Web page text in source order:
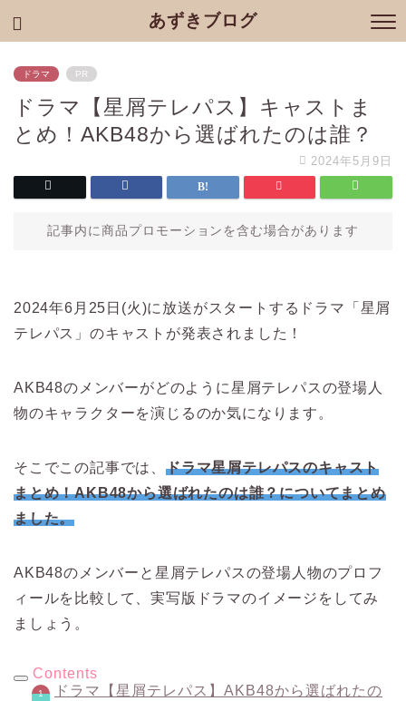
あずきブログ
ドラマ PR
ドラマ【星屑テレパス】キャストま
とめ！AKB48から選ばれたのは誰？
2024年5月9日
記事内に商品プロモーションを含む場合があります
2024年6月25日(火)に放送がスタートするドラマ「星屑
テレパス」のキャストが発表されました！
AKB48のメンバーがどのように星屑テレパスの登場人
物のキャラクターを演じるのか気になります。
そこでこの記事では、 ドラマ星屑テレパスのキャスト
まとめ！AKB48から選ばれたのは誰？についてまとめ
ました。
AKB48のメンバーと星屑テレパスの登場人物のプロフ
ィールを比較して、実写版ドラマのイメージをしてみ
ましょう。
Contents
ドラマ【星屑テレパス】AKB48から選ばれたの